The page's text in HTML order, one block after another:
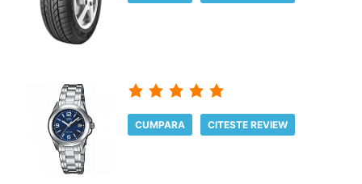
CUMPARA CITESTE REVIEW